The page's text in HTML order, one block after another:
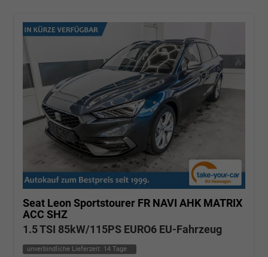
Seat Leon Sportstourer FR NAVI AHK MATRIX
ACC SHZ
1.5 TSI 85kW/115PS EURO6 EU-Fahrzeug
unverbindliche Lieferzeit: 14 Tage